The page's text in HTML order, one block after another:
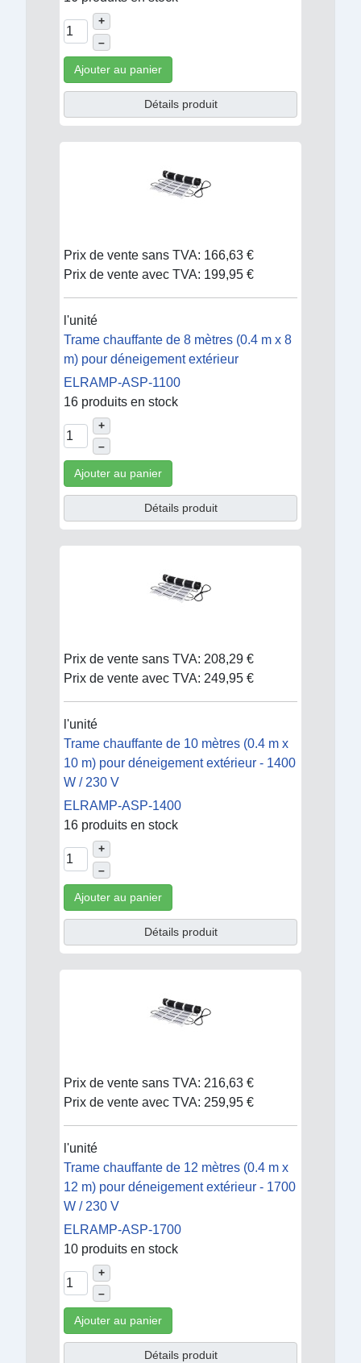
+
–
Ajouter au panier
Détails produit
Prix de vente sans TVA: 166,63 €
Prix de vente avec TVA: 199,95 €
l'unité
Trame chauffante de 8 mètres (0.4 m x 8
m) pour déneigement extérieur
ELRAMP-ASP-1100
16 produits en stock
+
–
Ajouter au panier
Détails produit
Prix de vente sans TVA: 208,29 €
Prix de vente avec TVA: 249,95 €
l'unité
Trame chauffante de 10 mètres (0.4 m x
10 m) pour déneigement extérieur - 1400
W / 230 V
ELRAMP-ASP-1400
16 produits en stock
+
–
Ajouter au panier
Détails produit
Prix de vente sans TVA: 216,63 €
Prix de vente avec TVA: 259,95 €
l'unité
Trame chauffante de 12 mètres (0.4 m x
12 m) pour déneigement extérieur - 1700
W / 230 V
ELRAMP-ASP-1700
10 produits en stock
+
–
Ajouter au panier
Détails produit